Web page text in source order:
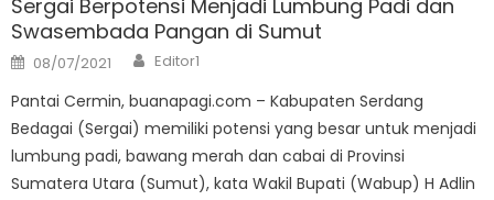
Sergai Berpotensi Menjadi Lumbung Padi dan
Swasembada Pangan di Sumut
Posted
on
08/07/2021 Author
Editor1
Pantai Cermin, buanapagi.com – Kabupaten Serdang
Bedagai (Sergai) memiliki potensi yang besar untuk menjadi
lumbung padi, bawang merah dan cabai di Provinsi
Sumatera Utara (Sumut), kata Wakil Bupati (Wabup) H Adlin